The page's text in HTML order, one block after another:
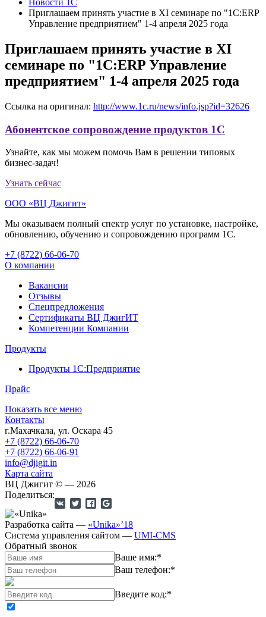
Новости 1С
Приглашаем принять участие в XI семинаре по "1С:ERP
Управление предприятием" 1-4 апреля 2025 года
Приглашаем принять участие в XI
семинаре по "1С:ERP Управление
предприятием" 1-4 апреля 2025 года
Ссылка на оригинал: http://www.1c.ru/news/info.jsp?id=32626
Абонентское сопровождение продуктов 1C
Узнайте, как мы можем помочь Вам в решении типовых
бизнес-задач!
Узнать сейчас
ООО «ВЦ Джигит»
Мы оказываем полный спектр услуг по установке, настройке,
обновлению, обучению и сопровождению программ 1С.
+7 (8722) 66-06-70
О компании
Вакансии
Отзывы
Спецпредложения
Сертификаты ВЦ ДжигИТ
Компетенции Компании
Продукты
Продукты 1С:Предприятие
Прайс
Показать все меню
Контакты
г.Махачкала, ул. Оскара 45
+7 (8722) 66-06-70
+7 (8722) 66-06-91
info@djigit.in
Карта сайта
ВЦ Джигит © — 2026
Поделиться:
Разработка сайта — «Unika»’18
Система управления сайтом — UMI-CMS
Обратный звонок
Ваше имя:*
Ваш телефон:*
Введите код:*